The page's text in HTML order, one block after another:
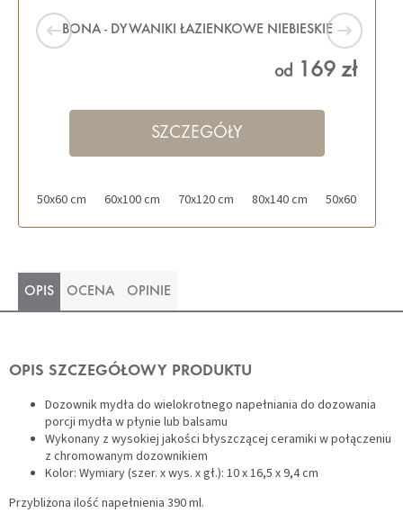
BONA - DYWANIKI ŁAZIENKOWE NIEBIESKIE
od 169 zł
SZCZEGÓŁY
50x60 cm 60x100 cm 70x120 cm 80x140 cm 50x60 cm z
OPIS OCENA OPINIE
OPIS SZCZEGÓŁOWY PRODUKTU
Dozownik mydła do wielokrotnego napełniania do dozowania
porcji mydła w płynie lub balsamu
Wykonany z wysokiej jakości błyszczącej ceramiki w połączeniu
z chromowanym dozownikiem
Kolor: Wymiary (szer. x wys. x gł.): 10 x 16,5 x 9,4 cm
Przybliżona ilość napełnienia 390 ml.